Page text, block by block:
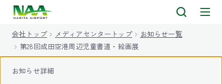
会社トップ メディアセンタートップ
お知らせ一覧
第28回成田空港周辺児童書道・絵画展
お知らせ詳細